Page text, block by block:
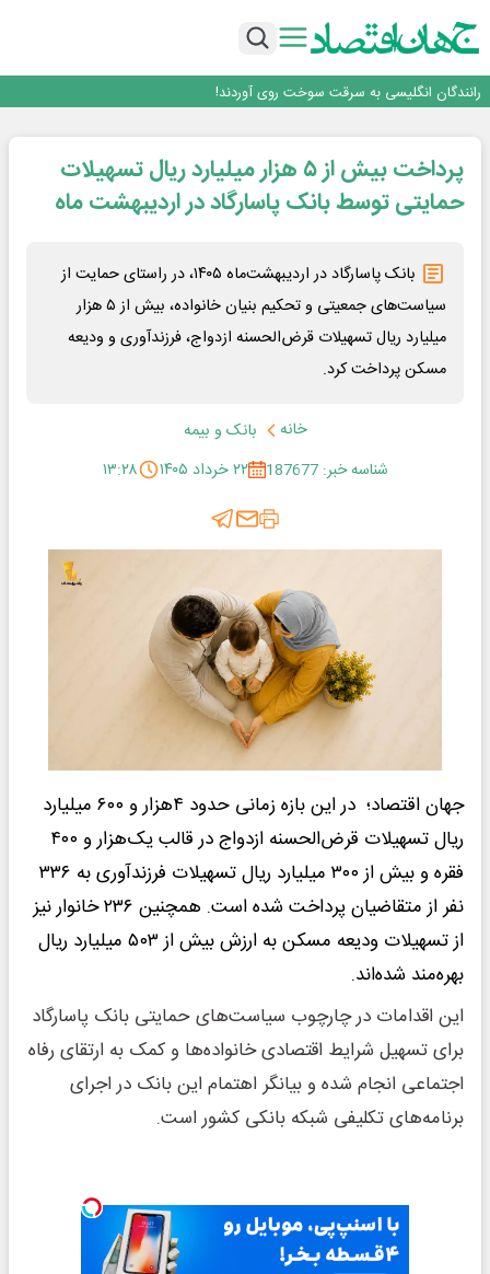
افزایش قیمت بلیت اتوبوس فصلی شد؟
رانندگان انگلیسی به سرقت سوخت روی آوردند!
روزنامه ۱۷ مرداد
افزایش قیمت بلیت اتوبوس فصلی شد؟پرداخت بیش از ۵ هزار میلیارد ریال تسهیلات
حمایتی توسط بانک پاسارگاد در اردیبهشت ماه
بانک پاسارگاد در اردیبهشت‌ماه ۱۴۰۵، در راستای حمایت از
سیاست‌های جمعیتی و تحکیم بنیان خانواده، بیش از ۵ هزار
میلیارد ریال تسهیلات قرض‌الحسنه ازدواج، فرزندآوری و ودیعه
مسکن پرداخت کرد.
خانه
بانک و بیمه
شناسه خبر: 187677
۲۲ خرداد ۱۴۰۵ ۱۳:۲۸
جهان اقتصاد؛
در این بازه زمانی حدود ۴هزار و ۶۰۰ میلیارد
ریال تسهیلات قرض‌الحسنه ازدواج در قالب یک‌هزار و ۴۰۰
فقره و بیش از ۳۰۰ میلیارد ریال تسهیلات فرزندآوری به ۳۳۶
نفر از متقاضیان پرداخت شده است. همچنین ۲۳۶ خانوار نیز
از تسهیلات ودیعه مسکن به ارزش بیش از ۵۰۳ میلیارد ریال
بهره‌مند شده‌اند.
این اقدامات در چارچوب سیاست‌های حمایتی بانک پاسارگاد
برای تسهیل شرایط اقتصادی خانواده‌ها و کمک به ارتقای رفاه
اجتماعی انجام شده و بیانگر اهتمام این بانک در اجرای
برنامه‌های تکلیفی شبکه بانکی کشور است.